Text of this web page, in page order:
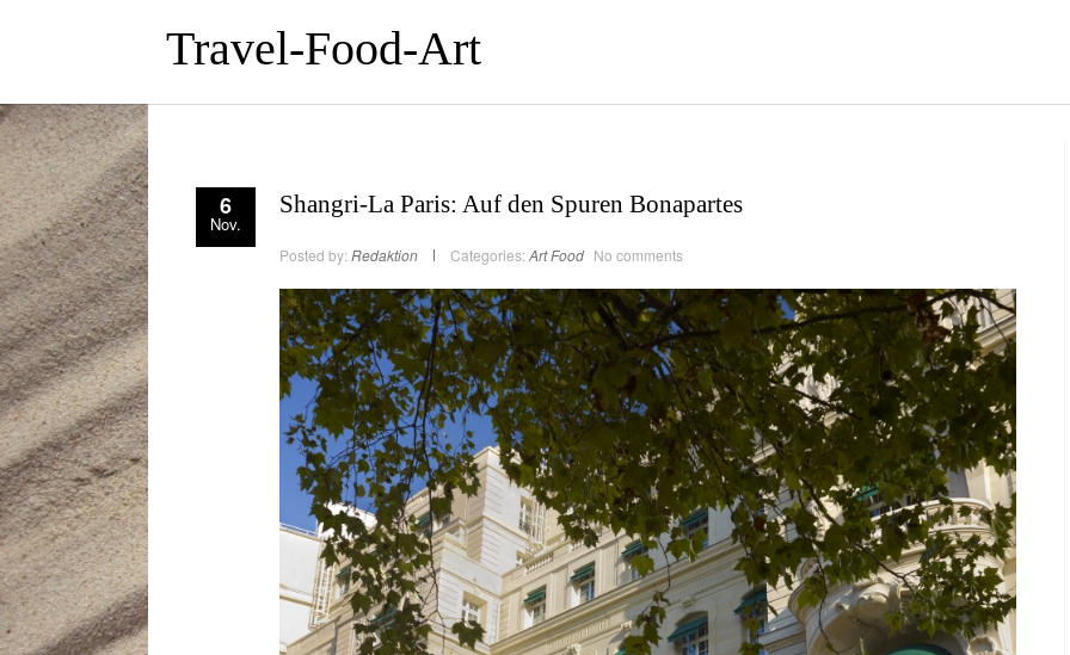
Travel-Food-Art
6
Nov.
Shangri-La Paris: Auf den Spuren Bonapartes
Posted by: Redaktion Categories: ArtFood No comments